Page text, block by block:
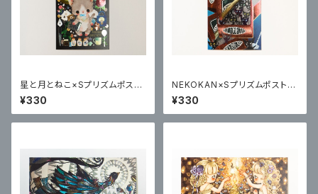
星と月とねこ×Sプリズムポスト
カード
¥330
NEKOKAN×Sプリズムポストカ
ード
¥330